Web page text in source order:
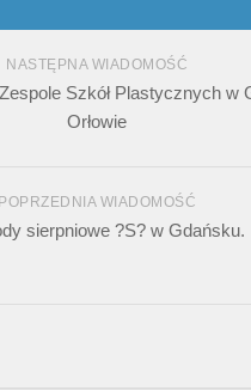
NASTĘPNA WIADOMOŚĆ
Szkół Plastycznych w
Orłowie
POPRZEDNIA WIADOMOŚĆ
sierpniowe ?S? w Gdańsku.